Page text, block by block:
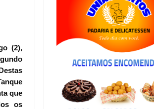
(2),
que
os